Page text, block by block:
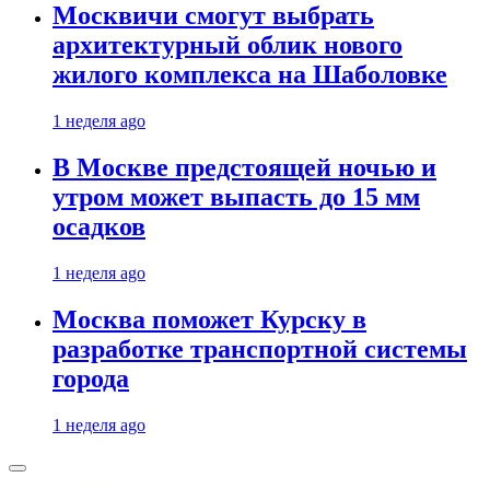
Москвичи смогут выбрать
архитектурный облик нового
жилого комплекса на Шаболовке
1 неделя ago
В Москве предстоящей ночью и
утром может выпасть до 15 мм
осадков
1 неделя ago
Москва поможет Курску в
разработке транспортной системы
города
1 неделя ago